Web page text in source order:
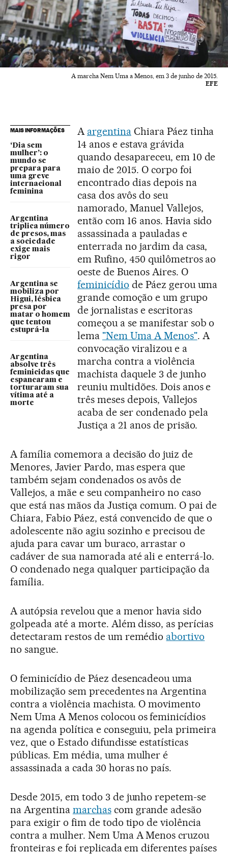
A marcha Nem Uma a Menos, em 3 de junho de 2015.
EFE
MAIS INFORMAÇÕES
‘Dia sem
mulher’: o
mundo se
prepara para
uma greve
internacional
feminina
Argentina
triplica número
de presos, mas
a sociedade
exige mais
rigor
Argentina se
mobiliza por
Higui, lésbica
presa por
matar o homem
que tentou
estuprá-la
Argentina
absolve três
feminicidas que
espancaram e
torturaram sua
vítima até a
morte
A argentinaChiara Páez tinha
14 anos e estava grávida
quando desapareceu, em 10 de
maio de 2015. O corpo foi
encontrado dias depois na
casa dos avôs do seu
namorado, Manuel Vallejos,
então com 16 anos. Havia sido
assassinada a pauladas e
enterrada no jardim da casa,
em Rufino, 450 quilômetros ao
oeste de Buenos Aires. O
feminicídio de Páez gerou uma
grande comoção e um grupo
de jornalistas e escritoras
começou a se manifestar sob o
lema "Nem Uma A Menos". A
convocação viralizou e a
marcha contra a violência
machista daquele 3 de junho
reuniu multidões. Dois anos e
três meses depois, Vallejos
acaba de ser condenado pela
Justiça a 21 anos de prisão.
A família comemora a decisão do juiz de
Menores, Javier Pardo, mas espera que
também sejam condenados os avôs de
Vallejos, a mãe e seu companheiro no caso
que está nas mãos da Justiça comum. O pai de
Chiara, Fabio Páez, está convencido de que o
adolescente não agiu sozinho e precisou de
ajuda para cavar um buraco, arrastar o
cadáver de sua namorada até ali e enterrá-lo.
O condenado nega qualquer participação da
família.
A autópsia revelou que a menor havia sido
golpeada até a morte. Além disso, as perícias
detectaram restos de um remédio abortivo
no sangue.
O feminicídio de Páez desencadeou uma
mobilização sem precedentes na Argentina
contra a violência machista. O movimento
Nem Uma A Menos colocou os feminicídios
na agenda política e conseguiu, pela primeira
vez, que o Estado difundisse estatísticas
públicas. Em média, uma mulher é
assassinada a cada 30 horas no país.
Desde 2015, em todo 3 de junho repetem-se
na Argentina marchascom grande adesão
para exigir o fim de todo tipo de violência
contra a mulher. Nem Uma A Menos cruzou
fronteiras e foi replicada em diferentes países